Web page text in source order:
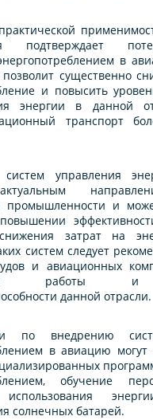
подтверждает
в
позволит существенно
и повысить
энергии в данной
транспорт
управления
промышленности и
затрат на
систем следует
и авиационных
работы и
данной отрасли.
по внедрению
в авиацию
обучение
использования
солнечных батарей.